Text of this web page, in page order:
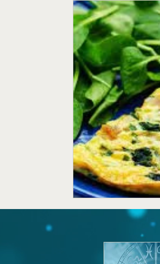
Estilo Saludable Horóscopos